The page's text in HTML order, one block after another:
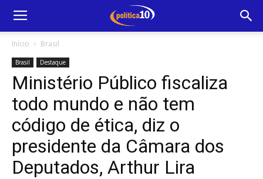
Início Brasil
Brasil Destaque
Ministério Público fiscaliza
todo mundo e não tem
código de ética, diz o
presidente da Câmara dos
Deputados, Arthur Lira